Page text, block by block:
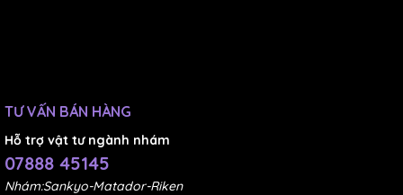
TƯ VẤN BÁN HÀNG
Hỗ trợ vật tư ngành nhám
07888 45145
Nhám:Sankyo-Matador-Riken